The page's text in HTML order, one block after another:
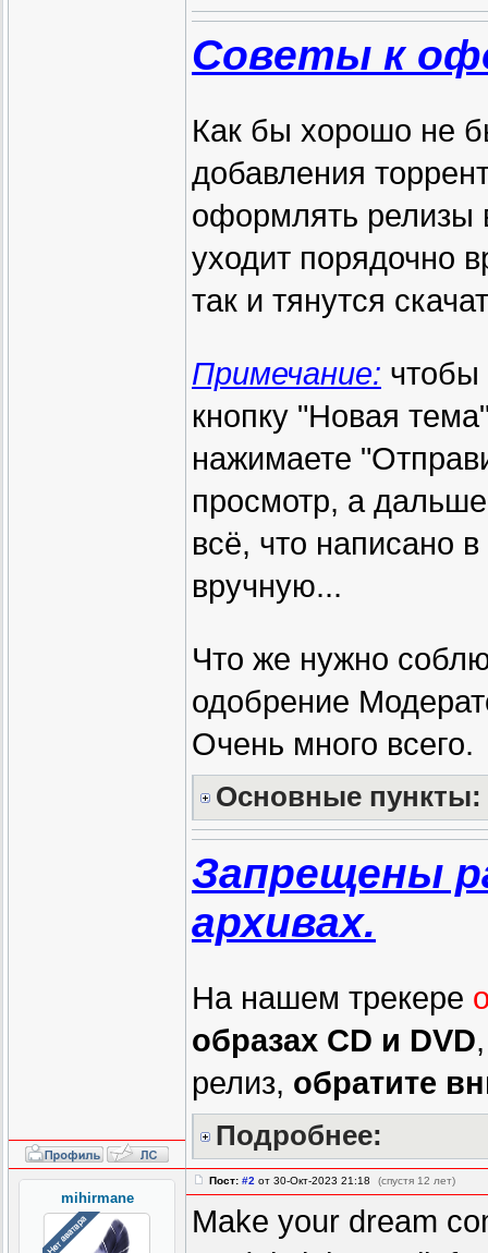
Советы к
Как бы хорошо не
добавления
оформлять релизы
уходит порядочно
так и тянутся
Примечание: чтобы
кнопку "Новая
нажимаете
просмотр, а
всё, что написано
вручную...
Что же нужно
одобрение
Очень много всего.
Основные пункты:
Запрещены
архивах.
На нашем трекере
образах CD и DVD
релиз, обратите
Подробнее:
mihirmane
Пост: #2 от 30-Окт-2023 21:18 (спустя 12 лет)
Make your dream